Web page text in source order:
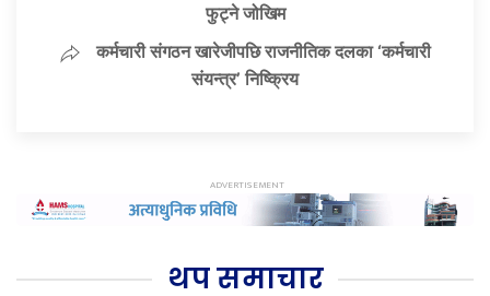
फुट्ने जोखिम
कर्मचारी संगठन खारेजीपछि राजनीतिक दलका ‘कर्मचारी
संयन्त्र’ निष्क्रिय
थप समाचार